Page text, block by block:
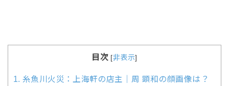
目次 [非表示]
1. 糸魚川火災：上海軒の店主｜周 顕和の顔画像は？